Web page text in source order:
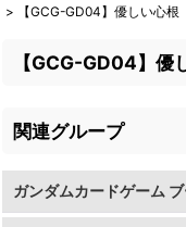
>
【GCG-GD04】優しい心根
【GCG-GD04】優
関連グループ
ガンダムカードゲーム